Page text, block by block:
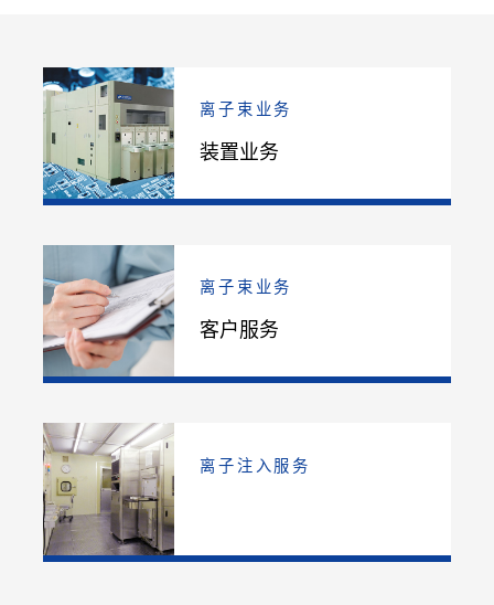
离子束业务
装置业务
离子束业务
客户服务
离子注入服务